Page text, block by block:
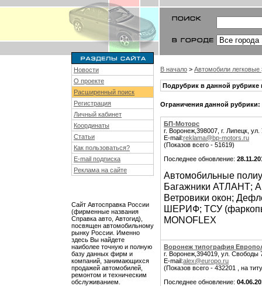
Новости
О проекте
Расширенный поиск
Регистрация
Личный кабинет
Координаты
Статьи
Как пользоваться?
E-mail подписка
Реклама на сайте
Сайт Автосправка России
(фирменные названия
Справка авто, Автогид),
посвящен автомобильному
рынку России. Именно
здесь Вы найдете
наиболее точную и полную
базу данных фирм и
компаний, занимающихся
продажей автомобилей,
ремонтом и техническим
обслуживанием.
В начало > Автомобили легковые
Подрубрик в данной рубрике
Ограничения данной рубрики:
БП-Моторс
г. Воронеж,398007, г. Липецк,
E-mail:reklama@bp-motors.ru
(Показов всего - 51619)
Последнее обновление:
Автомобильные
Багажники АТЛАНТ;
Ветровики окон;
ШЕРИФ; ТСУ
MONOFLEX
Воронеж типография
г. Воронеж,394019, ул.
E-mail:alex@europo.ru
(Показов всего - 432201 , на
Последнее обновление: